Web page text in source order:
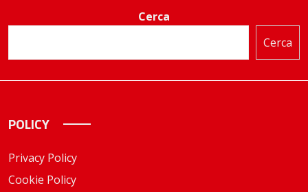
Cerca
Cerca
POLICY
Privacy Policy
Cookie Policy